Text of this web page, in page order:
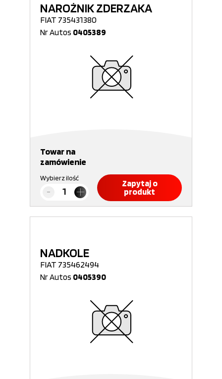
NAROŻNIK ZDERZAKA
FIAT 735431380
Nr Autos 0405389
Towar na
zamówienie
Wybierz ilość
Zapytaj o
produkt
NADKOLE
FIAT 735462494
Nr Autos 0405390